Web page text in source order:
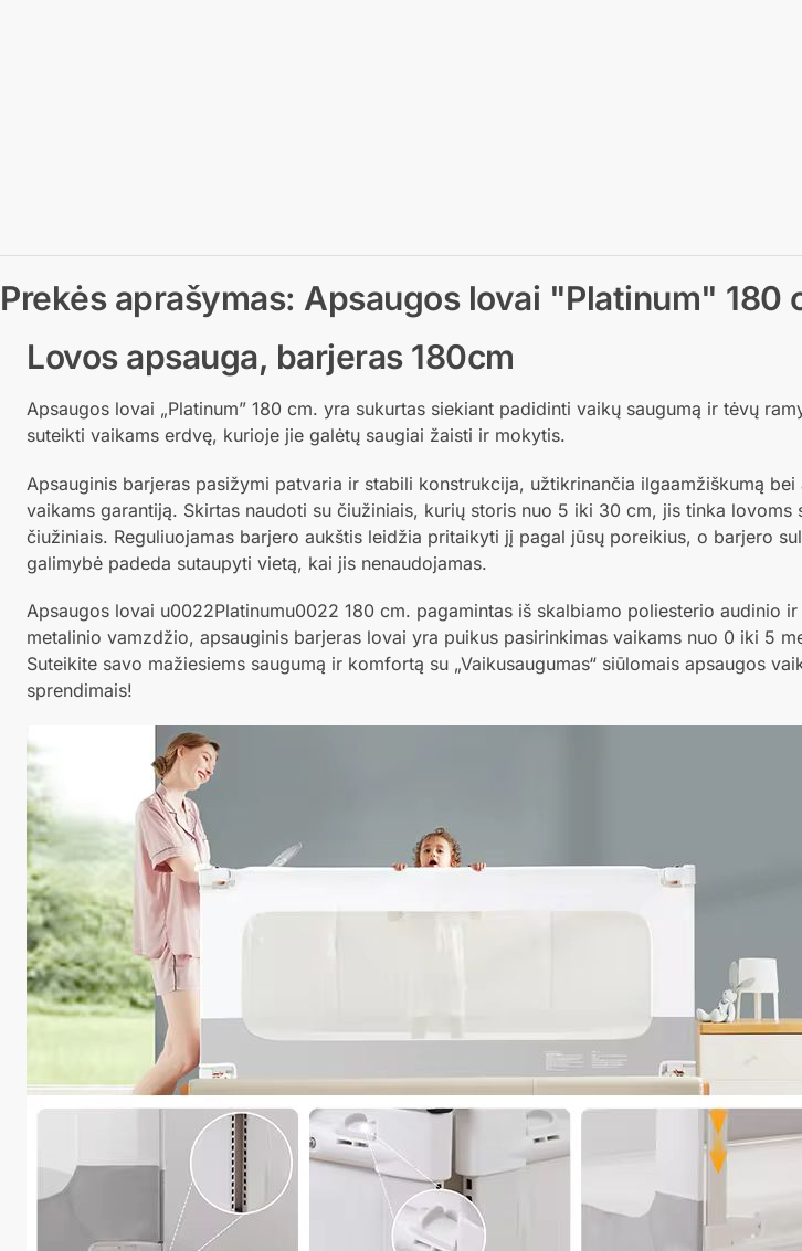
Prekės aprašymas: Apsaugos lovai "Platinum" 180
Lovos apsauga, barjeras 180cm
Apsaugos lovai „Platinum” 180 cm. yra sukurtas siekiant padidinti vaikų saugumą ir tėvų
suteikti vaikams erdvę, kurioje jie galėtų saugiai žaisti ir mokytis.
Apsauginis barjeras pasižymi patvaria ir stabili konstrukcija, užtikrinančia ilgaamžiškumą bei
vaikams garantiją. Skirtas naudoti su čiužiniais, kurių storis nuo 5 iki 30 cm, jis tinka lovoms
čiužiniais. Reguliuojamas barjero aukštis leidžia pritaikyti jį pagal jūsų poreikius, o barjero
galimybė padeda sutaupyti vietą, kai jis nenaudojamas.
Apsaugos lovai u0022Platinumu0022 180 cm. pagamintas iš skalbiamo poliesterio audinio
metalinio vamzdžio, apsauginis barjeras lovai yra puikus pasirinkimas vaikams nuo 0 iki 5
Suteikite savo mažiesiems saugumą ir komfortą su „Vaikusaugumas“ siūlomais apsaugos
sprendimais!